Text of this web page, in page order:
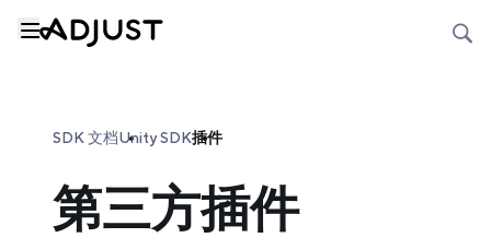
SDK 文档Unity SDK插件
第三方插件